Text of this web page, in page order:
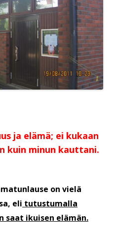
ja elämä; ei kukaan
kuin minun kauttani.
on vielä
eli tutustumalla
saat ikuisen elämän.